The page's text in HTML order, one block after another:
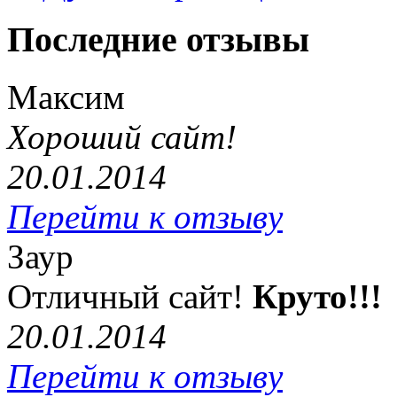
Последние отзывы
Максим
Хороший сайт!
20.01.2014
Перейти к отзыву
Заур
Отличный сайт! Круто!!!
20.01.2014
Перейти к отзыву